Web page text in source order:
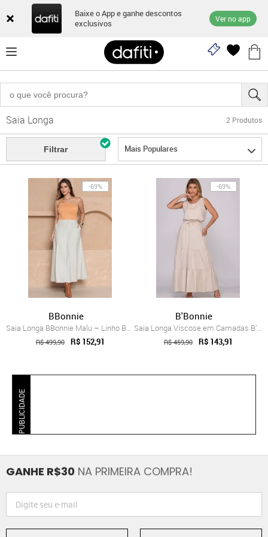
Baixe o App e ganhe descontos
exclusivos
Ver no app
Saia Longa 2 Produtos
Filtrar Mais Populares
-69%
BBonnie
Saia Longa BBonnie Malu – Linho Bege
R$ 499,90 R$ 152,91
-69%
B'Bonnie
Saia Longa Viscose em Camadas B’Bonnie L...
R$ 459,90 R$ 143,91
PUBLICIDADE
GANHE R$30 NA PRIMEIRA COMPRA!